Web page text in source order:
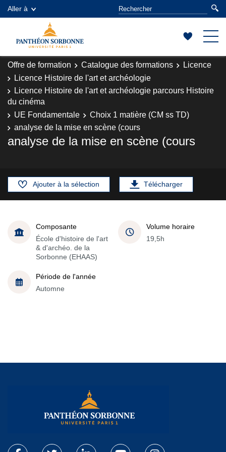
Aller à
Offre de formation Catalogue des formations
Licence
Licence Histoire de l'art et archéologie
Licence Histoire de l'art et archéologie parcours Histoire
du cinéma
UE Fondamentale
Choix 1 matière (CM ss TD)
analyse de la mise en scène (cours
analyse de la mise en scène (cours
Ajouter à la sélection Télécharger
Composante
École d'histoire de l'art
& d'archéo. de la
Sorbonne (EHAAS)
Volume horaire
19,5h
Période de l'année
Automne